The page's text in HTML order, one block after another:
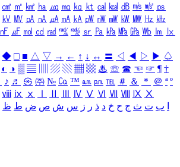
㎠ ㎡ ㎢ ㏊ ㎍ ㎎ ㎏ ㏏ ㎈ ㎉ ㏈ ㎧ ㎨ ㎰
㎸ ㎹ ㎀ ㎁ ㎂ ㎃ ㎄ ㎺ ㎻ ㎽ ㎾ ㎿ ㎐ ㎑
㎋ ㎌ ㏖ ㏅ ㎭ ㎮ ㎯ ㏛ ㎩ ㎪ ㎫ ㎬ ㏝ ㏐
㏓
◆ □ ■ △ ▽ → ← ↑ ↓ ↔ 〓 ◁ ◀ ▷ ▶ ♤
◐ ◑ ▒ ▤ ▨ ▧ ▦ ▩ ♨ ☏ ☎ ☜ ☞ ¶ †
♪ ♬ ㉿ ㈜ № ㏇ ™ ㏂ ㏘ ℡ ＃ ＆ ＊ ＠ ª º
ⅷ ⅸ ⅹ Ⅳ Ⅴ Ⅵ Ⅶ Ⅷ Ⅸ Ⅹ
ب ت ث ج ح خ د ذ ر ز س ش ص ض ط ظ